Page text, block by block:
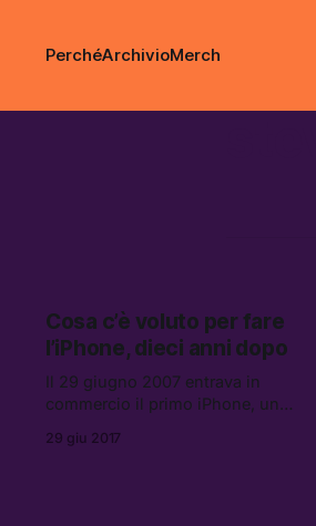
PerchéArchivioMerch
Cosa c’è voluto per fare
l’iPhone, dieci anni dopo
Il 29 giugno 2007 entrava in
commercio il primo iPhone, un
considerato letteralmente
29 giu 2017